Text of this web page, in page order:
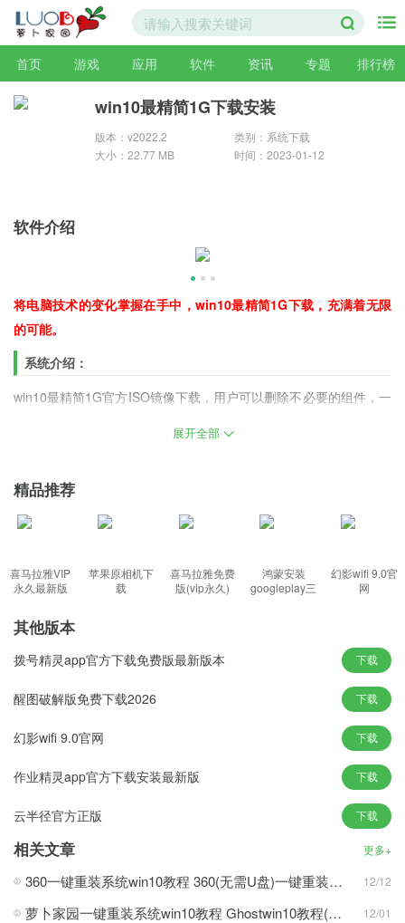
首页 游戏 应用 软件 资讯 专题 排行榜
win10最精简1G下载安装
版本：v2022.2
类别：系统下载
大小：22.77 MB
时间：2023-01-12
软件介绍
将电脑技术的变化掌握在手中，win10最精简1G下载，充满着无限
的可能。
系统介绍：
win10最精简1G官方ISO镜像下载，用户可以删除不必要的组件，一
动出错禁止弹出错误信息，同类型定位的精简版系统中win10，更完
功能特色：
统盘中；
件的运行；
3、型号计算机测试安装均无蓝屏现象，可轻松支持多台计算机的安
新颖玩法：
1、已经尽可能关闭了不必要的服务，使用的过程中对性能的影响几
乎没有；
2、一款非常值得使用的装机系统，使用户能够适应最合适的驱动程
序；
3、确保恢复效果接近全新安装版，为用户提供用于安装的系统运
展开全部
精品推荐
喜马拉雅VIP
永久最新版
苹果原相机下
载
喜马拉雅免费
版(vip永久)
鸿蒙安装
googleplay三
幻影wifi 9.0官
网
其他版本
拨号精灵app官方下载免费版最新版本 下载
醒图破解版免费下载2026 下载
幻影wifi 9.0官网 下载
作业精灵app官方下载安装最新版 下载
云半径官方正版 下载
相关文章 更多+
360一键重装系统win10教程 360(无需U盘)一键重装系统win10超简单教程 12/12
萝卜家园一键重装系统win10教程 Ghostwin10教程(多图) 12/01